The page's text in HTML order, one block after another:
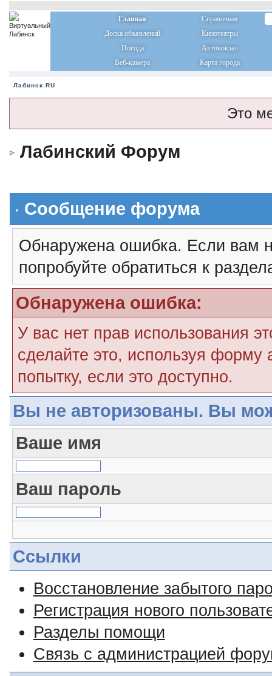
Главная
Справочная
Доска объявлений
Кинотеатры
Погода
Автовокзал
Веб-камера
Карта города
Лабинск.RU
Это
Лабинский Форум
Сообщение форума
Обнаружена ошибка. Если вам
попробуйте обратиться к
Обнаружена ошибка:
У вас нет прав использования
сделайте это, используя форму
попытку, если это доступно.
Вы не авторизованы. Вы
Ваше имя
Ваш пароль
Ссылки
Восстановление забытого
Регистрация нового
Разделы помощи
Связь с администрацией